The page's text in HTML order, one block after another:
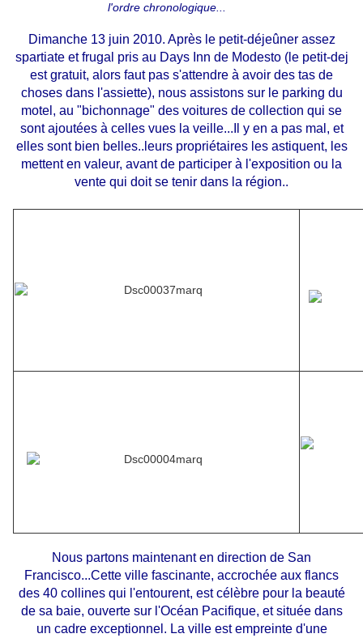
l'ordre chronologique...
Dimanche 13 juin 2010. Après le petit-déjeûner assez
spartiate et frugal pris au Days Inn de Modesto (le petit-dej
est gratuit, alors faut pas s'attendre à avoir des tas de
choses dans l'assiette), nous assistons sur le parking du
motel, au "bichonnage" des voitures de collection qui se
sont ajoutées à celles vues la veille...Il y en a pas mal, et
elles sont bien belles..leurs propriétaires les astiquent, les
mettent en valeur, avant de participer à l'exposition ou la
vente qui doit se tenir dans la région..
Nous partons maintenant en direction de San
Francisco...Cette ville fascinante, accrochée aux flancs
des 40 collines qui l'entourent, est célèbre pour la beauté
de sa baie, ouverte sur l'Océan Pacifique, et située dans
un cadre exceptionnel. La ville est empreinte d'une